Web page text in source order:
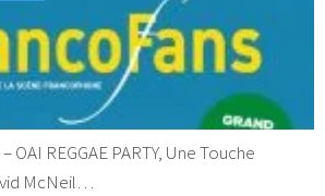
OAI REGGAE PARTY, Une Touche
McNeil…